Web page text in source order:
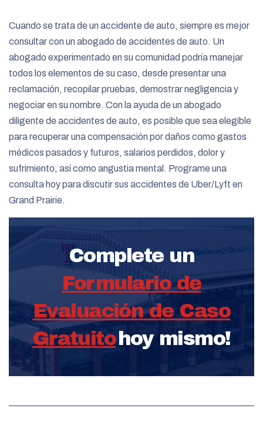
Cuando se trata de un accidente de auto, siempre es mejor
consultar con un abogado de accidentes de auto. Un
abogado experimentado en su comunidad podría manejar
todos los elementos de su caso, desde presentar una
reclamación, recopilar pruebas, demostrar negligencia y
negociar en su nombre. Con la ayuda de un abogado
diligente de accidentes de auto, es posible que sea elegible
para recuperar una compensación por daños como gastos
médicos pasados ​​y futuros, salarios perdidos, dolor y
sufrimiento, así como angustia mental. Programe una
consulta hoy para discutir sus accidentes de Uber/Lyft en
Grand Prairie.
Complete un
Formulario de
Evaluación de Caso
Gratuitohoy mismo!